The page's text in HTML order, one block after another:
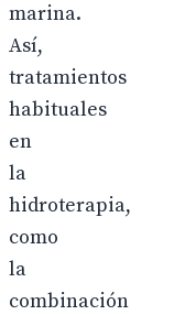
marina.
Así,
tratamientos
habituales
en
la
hidroterapia,
como
la
combinación